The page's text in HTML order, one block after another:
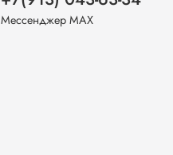
Мессенджер MAX